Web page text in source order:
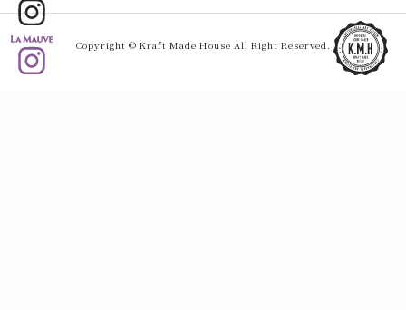
Copyright © Kraft Made House All Right Reserved.